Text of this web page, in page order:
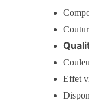
Effet